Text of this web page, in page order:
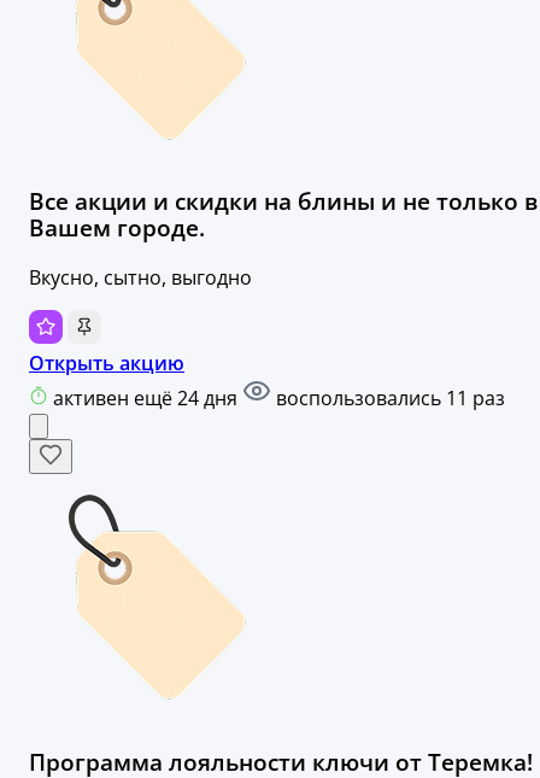
Все акции и скидки на блины и не только в
Вашем городе.
Вкусно, сытно, выгодно
Открыть акцию
активен ещё 24 дня
воспользовались 11 раз
Программа лояльности ключи от Теремка!